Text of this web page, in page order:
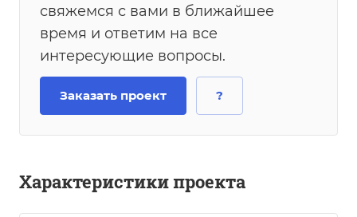
свяжемся с вами в ближайшее
время и ответим на все
интересующие вопросы.
Заказать проект ?
Характеристики проекта